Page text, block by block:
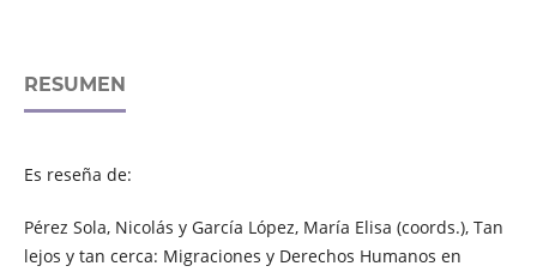
RESUMEN
Es reseña de:
Pérez Sola, Nicolás y García López, María Elisa (coords.), Tan
lejos y tan cerca: Migraciones y Derechos Humanos en